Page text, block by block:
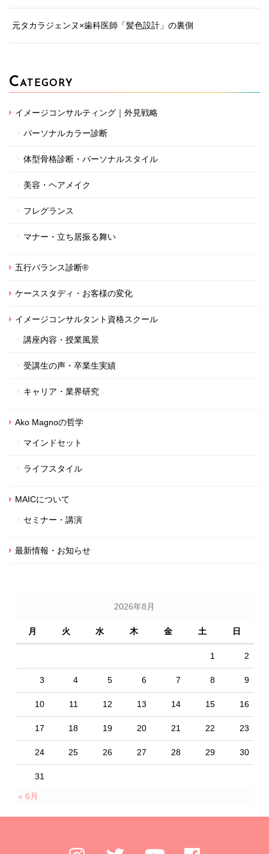
元タカラジェンヌ×歯科医師「髪色設計」の裏側
CATEGORY
イメージコンサルティング｜外見戦略
パーソナルカラー診断
体型骨格診断・パーソナルスタイル
美容・ヘアメイク
フレグランス
マナー・立ち居振る舞い
五行バランス診断®
ケーススタディ・お客様の変化
イメージコンサルタント資格スクール
講座内容・授業風景
受講生の声・卒業生実績
キャリア・業界研究
Ako Magnoの哲学
マインドセット
ライフスタイル
MAICについて
セミナー・講演
最新情報・お知らせ
2026年8月
月 火 水 木 金 土 日
1 2
3 4 5 6 7 8 9
10 11 12 13 14 15 16
17 18 19 20 21 22 23
24 25 26 27 28 29 30
31
« 6月